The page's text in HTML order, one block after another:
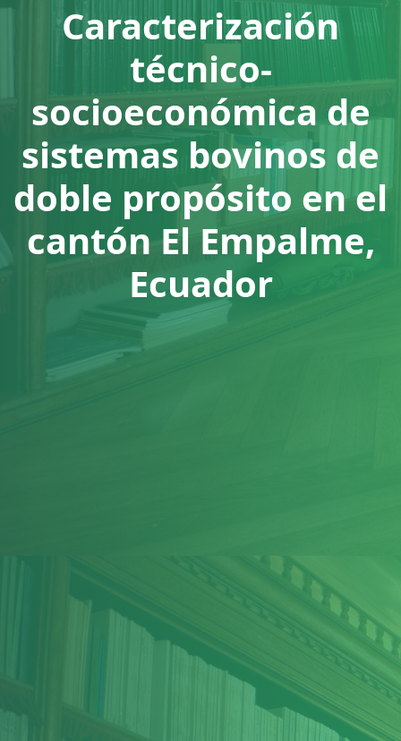
Caracterización
técnico-
socioeconómica de
sistemas bovinos de
doble propósito en el
cantón El Empalme,
Ecuador